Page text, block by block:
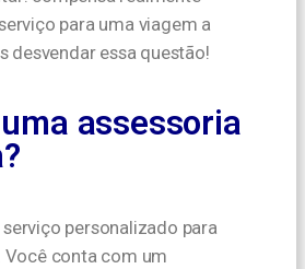
para uma viagem a
desvendar essa questão!
assessoria
personalizado para
Você conta com um